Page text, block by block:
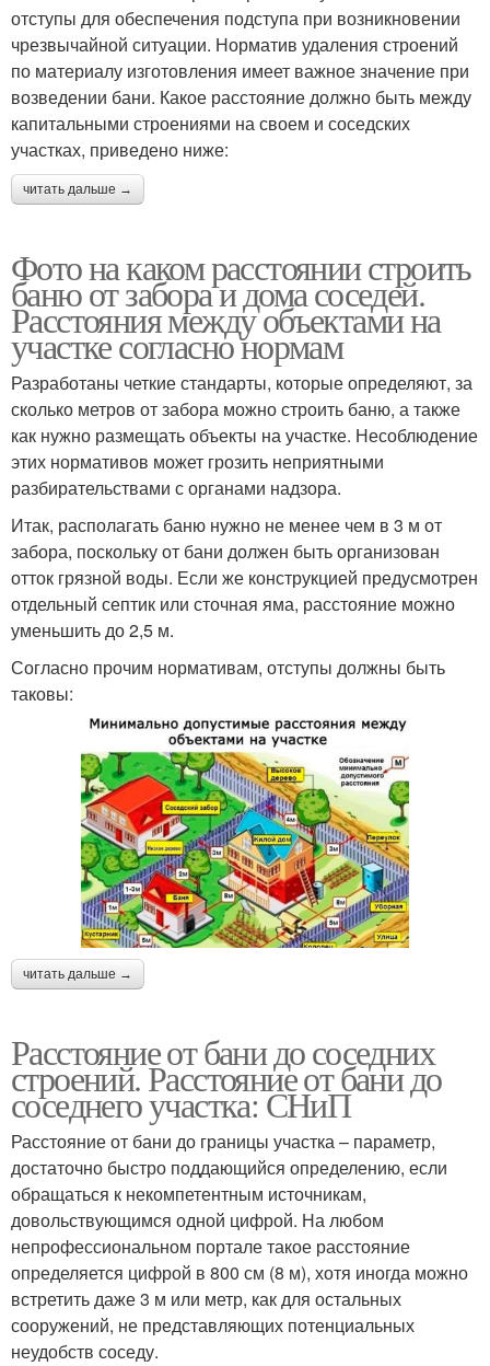
отступы для обеспечения подступа при возникновении
чрезвычайной ситуации. Норматив удаления строений
по материалу изготовления имеет важное значение при
возведении бани. Какое расстояние должно быть между
капитальными строениями на своем и соседских
участках, приведено ниже:
читать дальше →
Фото на каком расстоянии строить
баню от забора и дома соседей.
Расстояния между объектами на
участке согласно нормам
Разработаны четкие стандарты, которые определяют, за
сколько метров от забора можно строить баню, а также
как нужно размещать объекты на участке. Несоблюдение
этих нормативов может грозить неприятными
разбирательствами с органами надзора.
Итак, располагать баню нужно не менее чем в 3 м от
забора, поскольку от бани должен быть организован
отток грязной воды. Если же конструкцией предусмотрен
отдельный септик или сточная яма, расстояние можно
уменьшить до 2,5 м.
Согласно прочим нормативам, отступы должны быть
таковы:
читать дальше →
Расстояние от бани до соседних
строений. Расстояние от бани до
соседнего участка: СНиП
Расстояние от бани до границы участка – параметр,
достаточно быстро поддающийся определению, если
обращаться к некомпетентным источникам,
довольствующимся одной цифрой. На любом
непрофессиональном портале такое расстояние
определяется цифрой в 800 см (8 м), хотя иногда можно
встретить даже 3 м или метр, как для остальных
сооружений, не представляющих потенциальных
неудобств соседу.